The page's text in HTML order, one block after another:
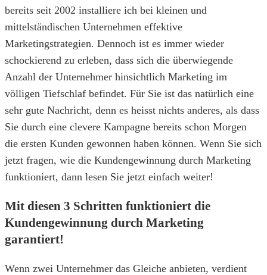
bereits seit 2002 installiere ich bei kleinen und
mittelständischen Unternehmen effektive
Marketingstrategien. Dennoch ist es immer wieder
schockierend zu erleben, dass sich die überwiegende
Anzahl der Unternehmer hinsichtlich Marketing im
völligen Tiefschlaf befindet. Für Sie ist das natürlich eine
sehr gute Nachricht, denn es heisst nichts anderes, als dass
Sie durch eine clevere Kampagne bereits schon Morgen
die ersten Kunden gewonnen haben können. Wenn Sie sich
jetzt fragen, wie die Kundengewinnung durch Marketing
funktioniert, dann lesen Sie jetzt einfach weiter!
Mit diesen 3 Schritten funktioniert die
Kundengewinnung durch Marketing
garantiert!
Wenn zwei Unternehmer das Gleiche anbieten, verdient